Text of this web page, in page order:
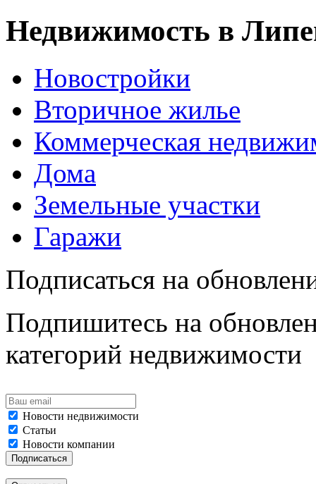
Недвижимость в
Новостройки
Вторичное жилье
Коммерческая
Дома
Земельные участки
Гаражи
Подписаться на
Подпишитесь на
категорий недвижимости
Новости недвижимости
Статьи
Новости компании